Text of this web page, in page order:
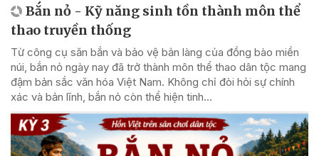
Bắn nỏ - Kỹ năng sinh tồn thành môn thể
thao truyền thống
Từ công cụ săn bắn và bảo vệ bản làng của đồng bào miền
núi, bắn nỏ ngày nay đã trở thành môn thể thao dân tộc mang
đậm bản sắc văn hóa Việt Nam. Không chỉ đòi hỏi sự chính
xác và bản lĩnh, bắn nỏ còn thể hiện tinh...